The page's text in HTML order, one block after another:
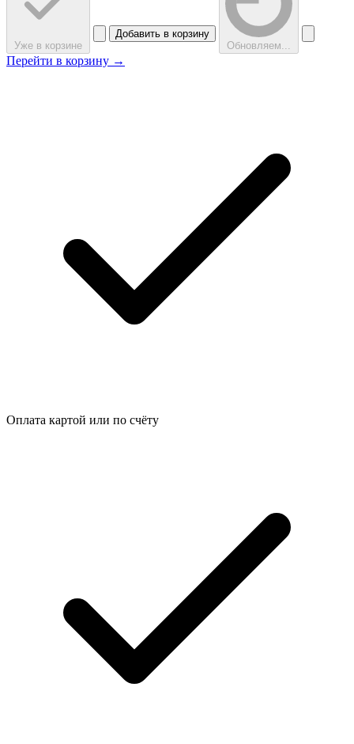
Уже в корзине
Добавить в корзину
Обновляем...
Перейти в корзину →
Оплата картой или по счёту